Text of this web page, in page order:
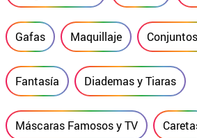
Gafas Maquillaje
Fantasía Diademas y Tiaras
Máscaras Famosos y TV